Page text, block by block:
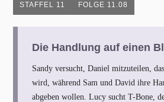
STAFFEL 11 FOLGE 11.08
Die Handlung auf einen
Sandy versucht, Daniel mitzuteilen,
wird, während Sam und David ihre
abgeben wollen. Lucy sucht T-Bone,